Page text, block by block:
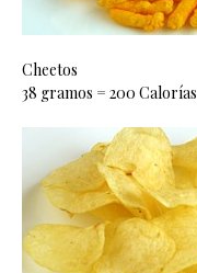
Cheetos
38 gramos = 200 Calorías